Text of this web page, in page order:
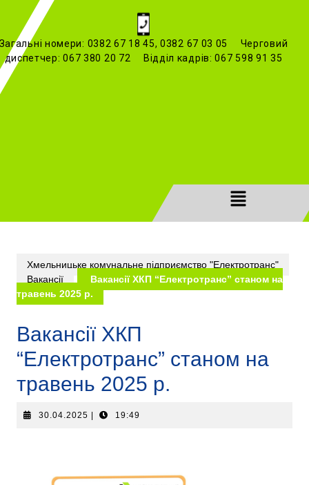
номери: 0382 67 18 45, 0382 67 03 05 Черговий
диспетчер: 067 380 20 72 Відділ кадрів: 067 598 91 35
Хмельницьке комунальне підприємство "Електротранс"
Вакансії
Вакансії ХКП “Електротранс” станом на
травень 2025 р.
Вакансії ХКП
“Електротранс” станом на
травень 2025 р.
30.04.2025 19:49